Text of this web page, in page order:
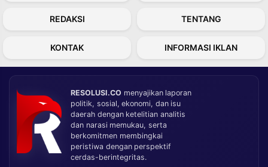
REDAKSI TENTANG
KONTAK INFORMASI IKLAN
RESOLUSI.CO menyajikan laporan
politik, sosial, ekonomi, dan isu
daerah dengan ketelitian analitis
dan narasi memukau, serta
berkomitmen membingkai
peristiwa dengan perspektif
cerdas-berintegritas.